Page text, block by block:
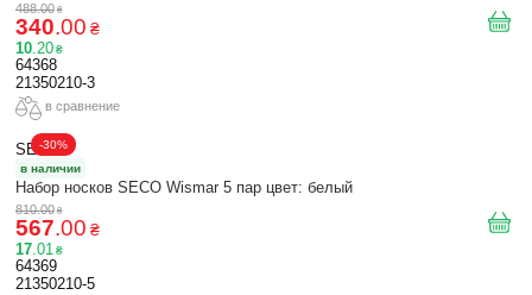
488.00 ₴
340.00 ₴
10.20 ₴
64368
21350210-3
в сравнение
-30%
SECO
в наличии
Набор носков SECO Wismar 5 пар цвет: белый
810.00 ₴
567.00 ₴
17.01 ₴
64369
21350210-5